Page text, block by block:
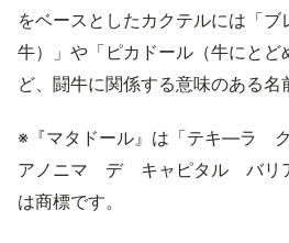
をベースとしたカクテルには「
牛）」や「ピカドール（牛にとど
ど、闘牛に関係する意味のある名
※『マタドール』は「テキ―ラ
アノニマ デ キャピタル バリ
は商標です。